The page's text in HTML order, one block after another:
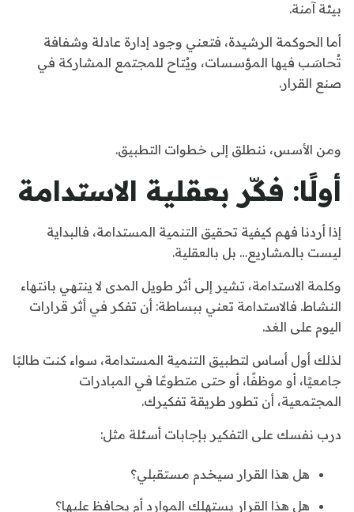
بيئة آمنة.
أما الحوكمة الرشيدة، فتعني وجود إدارة عادلة وشفافة
تُحاسَب فيها المؤسسات، ويُتاح للمجتمع المشاركة في
صنع القرار.
ومن الأسس، ننطلق إلى خطوات التطبيق.
أولًا: فكّر بعقلية الاستدامة
إذا أردنا فهم كيفية تحقيق التنمية المستدامة، فالبداية
ليست بالمشاريع… بل بالعقلية.
وكلمة الاستدامة، تشير إلى أثر طويل المدى لا ينتهي بانتهاء
النشاط. فالاستدامة تعني ببساطة: أن تفكر في أثر قرارات
اليوم على الغد.
لذلك أول أساس لتطبيق التنمية المستدامة، سواء كنت طالبًا
جامعيًا، أو موظفًا، أو حتى متطوعًا في المبادرات
المجتمعية، أن تطور طريقة تفكيرك.
درب نفسك على التفكير بإجابات أسئلة مثل:
هل هذا القرار سيخدم مستقبلي؟
هل هذا القرار يستهلك الموارد أم يحافظ عليها؟